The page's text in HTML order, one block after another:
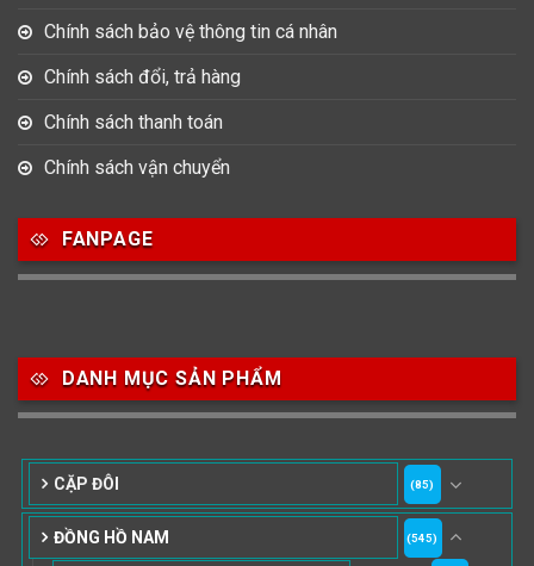
Chính sách bảo vệ thông tin cá nhân
Chính sách đổi, trả hàng
Chính sách thanh toán
Chính sách vận chuyển
FANPAGE
DANH MỤC SẢN PHẨM
CẶP ĐÔI (85)
ĐỒNG HỒ NAM (545)